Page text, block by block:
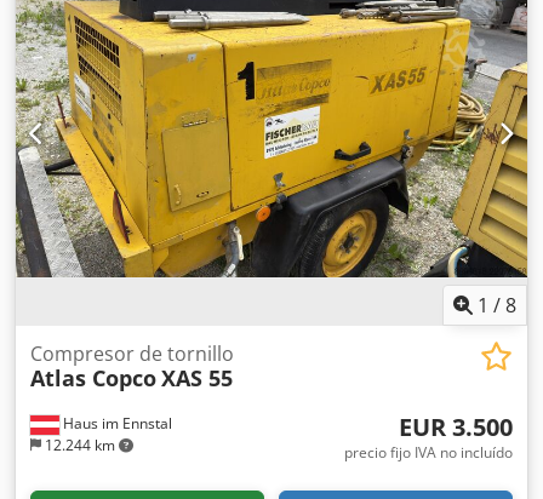
1 /8
Haus im Ennstal
12.244 km
Compresor de tornillo
Atlas CopcoXAS 55
EUR 3.500
precio fijo IVA no incluído